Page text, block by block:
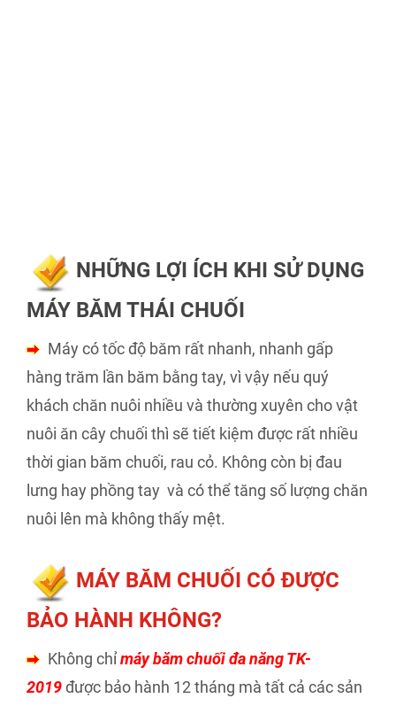
NHỮNG LỢI ÍCH KHI SỬ DỤNG
MÁY BĂM THÁI CHUỐI
Máy có tốc độ băm rất nhanh, nhanh gấp
hàng trăm lần băm bằng tay, vì vậy nếu quý
khách chăn nuôi nhiều và thường xuyên cho vật
nuôi ăn cây chuối thì sẽ tiết kiệm được rất nhiều
thời gian băm chuối, rau cỏ. Không còn bị đau
lưng hay phồng tay và có thể tăng số lượng chăn
nuôi lên mà không thấy mệt.
MÁY BĂM CHUỐI CÓ ĐƯỢC
BẢO HÀNH KHÔNG?
Không chỉmáy băm chuối đa năng TK-
2019được bảo hành 12 tháng mà tất cả các sản